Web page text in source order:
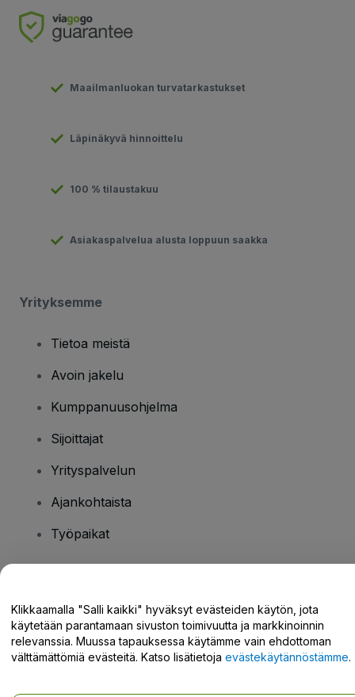
Maailmanluokan turvatarkastukset
Läpinäkyvä hinnoittelu
100 % tilaustakuu
Asiakaspalvelua alusta loppuun saakka
Yrityksemme
Tietoa meistä
Avoin jakelu
Kumppanuusohjelma
Sijoittajat
Yrityspalvelun
Ajankohtaista
Työpaikat
Tukikeskus / Ota meihin yhteyttä
Klikkaamalla "Salli kaikki" hyväksyt evästeiden käytön, jota
käytetään parantamaan sivuston toimivuutta ja markkinoinnin
relevanssia. Muussa tapauksessa käytämme vain ehdottoman
välttämättömiä evästeitä. Katso lisätietoja evästekäytännöstämme.